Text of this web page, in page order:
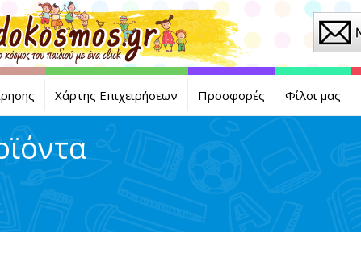
Χάρτης Επιχειρήσεων Προσφορές Φίλοι μας